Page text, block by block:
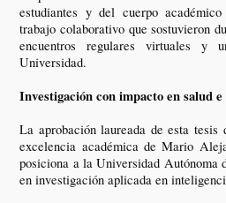
estudiantes y del cuerpo
trabajo colaborativo que sostuvieron
encuentros regulares virtuales y
Universidad.
Investigación con impacto en salud
La aprobación laureada de esta tesis
excelencia académica de Mario
posiciona a la Universidad Autónoma
en investigación aplicada en